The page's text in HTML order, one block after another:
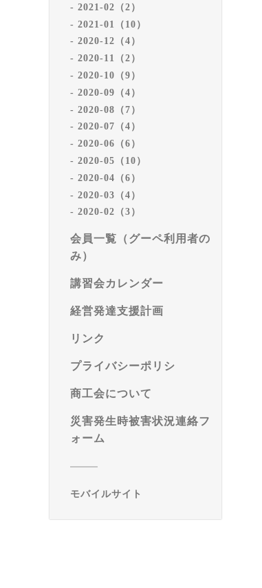
2021-02（2）
2021-01（10）
2020-12（4）
2020-11（2）
2020-10（9）
2020-09（4）
2020-08（7）
2020-07（4）
2020-06（6）
2020-05（10）
2020-04（6）
2020-03（4）
2020-02（3）
会員一覧（グーペ利用者の
み）
講習会カレンダー
経営発達支援計画
リンク
プライバシーポリシ
商工会について
災害発生時被害状況連絡フ
ォーム
モバイルサイト